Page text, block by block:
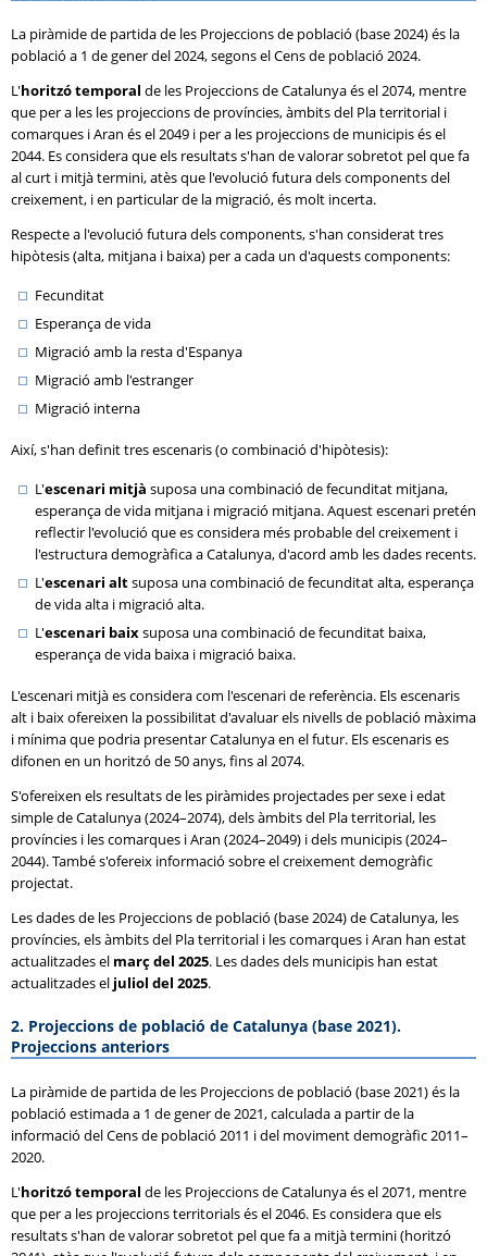
La piràmide de partida de les Projeccions de població (base 2024) és la
població a 1 de gener del 2024, segons el Cens de població 2024.
L'horitzó temporal de les Projeccions de Catalunya és el 2074, mentre
que per a les les projeccions de províncies, àmbits del Pla territorial i
comarques i Aran és el 2049 i per a les projeccions de municipis és el
2044. Es considera que els resultats s'han de valorar sobretot pel que fa
al curt i mitjà termini, atès que l'evolució futura dels components del
creixement, i en particular de la migració, és molt incerta.
Respecte a l'evolució futura dels components, s'han considerat tres
hipòtesis (alta, mitjana i baixa) per a cada un d'aquests components:
Fecunditat
Esperança de vida
Migració amb la resta d'Espanya
Migració amb l'estranger
Migració interna
Així, s'han definit tres escenaris (o combinació d'hipòtesis):
L'escenari mitjà suposa una combinació de fecunditat mitjana,
esperança de vida mitjana i migració mitjana. Aquest escenari pretén
reflectir l'evolució que es considera més probable del creixement i
l'estructura demogràfica a Catalunya, d'acord amb les dades recents.
L'escenari altsuposa una combinació de fecunditat alta, esperança
de vida alta i migració alta.
L'escenari baixsuposa una combinació de fecunditat baixa,
esperança de vida baixa i migració baixa.
L'escenari mitjà es considera com l'escenari de referència. Els escenaris
alt i baix ofereixen la possibilitat d'avaluar els nivells de població màxima
i mínima que podria presentar Catalunya en el futur. Els escenaris es
difonen en un horitzó de 50 anys, fins al 2074.
S'ofereixen els resultats de les piràmides projectades per sexe i edat
simple de Catalunya (2024–2074), dels àmbits del Pla territorial, les
províncies i les comarques i Aran (2024–2049) i dels municipis (2024–
2044). També s'ofereix informació sobre el creixement demogràfic
projectat.
Les dades de les Projeccions de població (base 2024) de Catalunya, les
províncies, els àmbits del Pla territorial i les comarques i Aran han estat
actualitzades el març del 2025. Les dades dels municipis han estat
actualitzades el juliol del 2025.
2. Projeccions de població de Catalunya (base 2021).
Projeccions anteriors
La piràmide de partida de les Projeccions de població (base 2021) és la
població estimada a 1 de gener de 2021, calculada a partir de la
informació del Cens de població 2011 i del moviment demogràfic 2011–
2020.
L'horitzó temporal de les Projeccions de Catalunya és el 2071, mentre
que per a les projeccions territorials és el 2046. Es considera que els
resultats s'han de valorar sobretot pel que fa a mitjà termini (horitzó